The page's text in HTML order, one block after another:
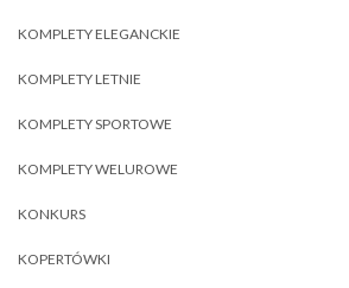
KOMPLETY ELEGANCKIE
KOMPLETY LETNIE
KOMPLETY SPORTOWE
KOMPLETY WELUROWE
KONKURS
KOPERTÓWKI